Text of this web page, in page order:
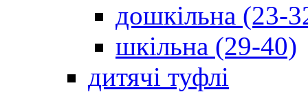
дошкільна (23-
шкільна (29-40)
дитячі туфлі